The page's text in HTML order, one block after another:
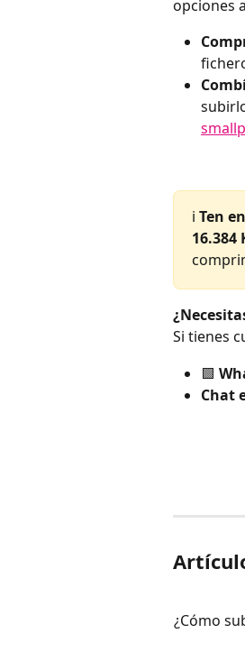
opciones
ℹ️ Ten
16.384
Si tienes
🟩
Chat
¿Cómo